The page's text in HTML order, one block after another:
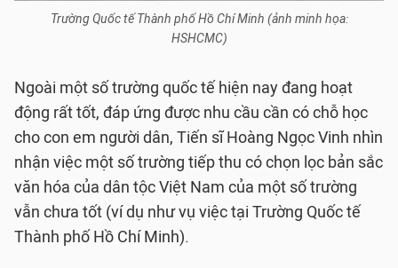
Trường Quốc tế Thành phố Hồ Chí Minh (ảnh minh họa:
HSHCMC)
Ngoài một số trường quốc tế hiện nay đang hoạt
động rất tốt, đáp ứng được nhu cầu cần có chỗ học
cho con em người dân, Tiến sĩ Hoàng Ngọc Vinh nhìn
nhận việc một số trường tiếp thu có chọn lọc bản sắc
văn hóa của dân tộc Việt Nam của một số trường
vẫn chưa tốt (ví dụ như vụ việc tại Trường Quốc tế
Thành phố Hồ Chí Minh).